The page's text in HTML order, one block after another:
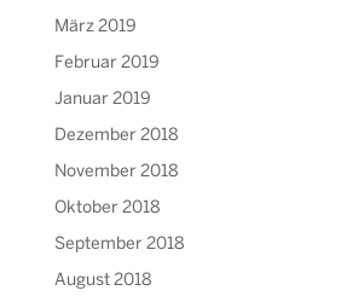
März 2019
Februar 2019
Januar 2019
Dezember 2018
November 2018
Oktober 2018
September 2018
August 2018